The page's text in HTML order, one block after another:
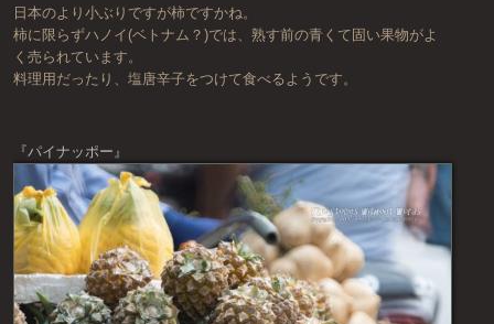
日本のより小ぶりですが柿ですかね。
柿に限らずハノイ(ベトナム？)では、熟す前の青くて固い果物がよ
く売られています。
料理用だったり、塩唐辛子をつけて食べるようです。
『パイナッポー』